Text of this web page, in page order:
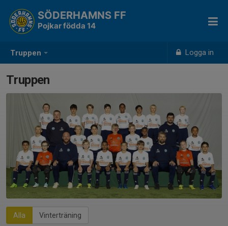
Truppen Logga in
SÖDERHAMNS FF
Pojkar födda 14
Truppen
Alla Vinterträning